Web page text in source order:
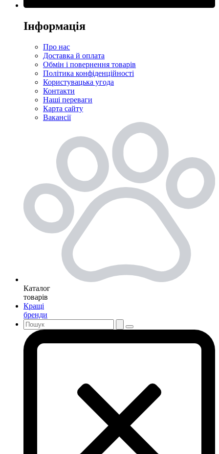
Інформація
Про нас
Доставка й оплата
Обмін і повернення товарів
Політика конфіденційності
Користувацька угода
Контакти
Наші переваги
Карта сайту
Вакансії
Каталог
товарів
Кращі
бренди